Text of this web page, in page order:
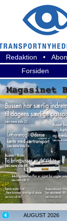
Redaktion •
Forsiden
AUGUST 2026